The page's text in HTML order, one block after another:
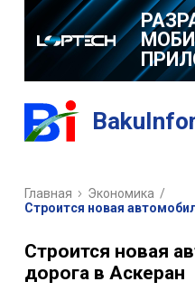
Главная Экономика /
Строится новая
Строится новая
дорога в Аскеран